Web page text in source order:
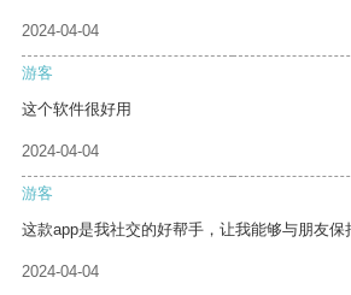
2024-04-04
游客
这个软件很好用
2024-04-04
游客
这款app是我社交的好帮手，让我能够与朋友保
2024-04-04